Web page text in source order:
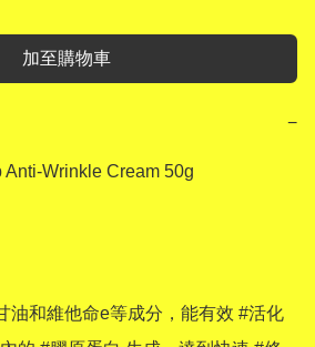
加至購物車
−
Wrinkle Cream 50g
油和維他命e等成分，能有效 #活化